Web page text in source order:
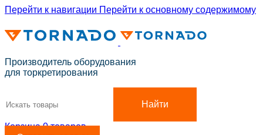
Перейти к навигации Перейти к основному содержимому
Производитель оборудования
для торкретирования
Найти
Корзина0товаров